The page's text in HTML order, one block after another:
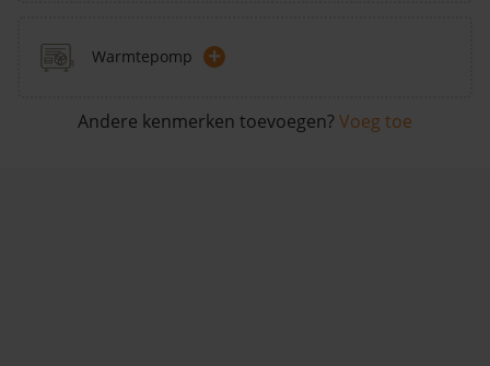
Warmtepomp +
Andere kenmerken toevoegen? Voeg toe